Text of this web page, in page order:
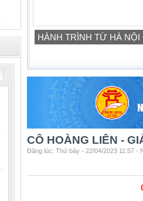
HÀNH TRÌNH TỪ HÀ
CÔ HOÀNG LIÊN -
Đăng lúc: Thứ bảy - 22/04/2023 11:57 -